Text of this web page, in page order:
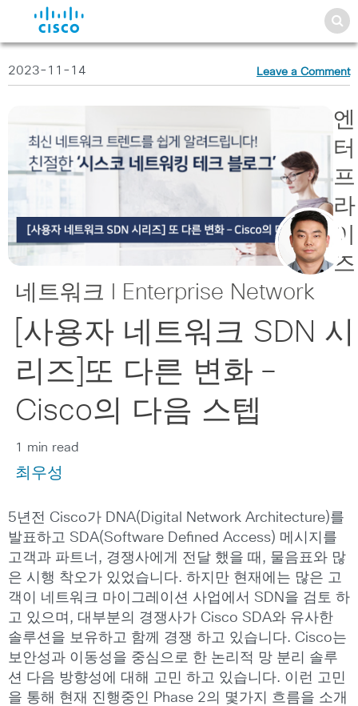
2023-11-14 Leave a Comment
엔
터
프
라
이
즈
네트워크 l Enterprise Network
[사용자 네트워크 SDN 시
리즈]또 다른 변화 –
Cisco의 다음 스텝
1 min read
최우성
5년전 Cisco가 DNA(Digital Network Architecture)를
발표하고 SDA(Software Defined Access) 메시지를
고객과 파트너, 경쟁사에게 전달 했을 때, 물음표와 많
은 시행 착오가 있었습니다. 하지만 현재에는 많은 고
객이 네트워크 마이그레이션 사업에서 SDN을 검토 하
고 있으며, 대부분의 경쟁사가 Cisco SDA와 유사한
솔루션을 보유하고 함께 경쟁 하고 있습니다. Cisco는
보안성과 이동성을 중심으로 한 논리적 망 분리 솔루
션 다음 방향성에 대해 고민 하고 있습니다. 이런 고민
을 통해 현재 진행중인 Phase 2의 몇가지 흐름을 소개